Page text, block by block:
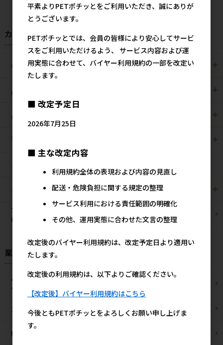
カテゴリから探す
犬用 猫用
その他/雑貨 メーカー・ブランド別
ブリーダーパック
(プロ製品)
まとめ買いお買い得品
業種様別 特設ページ
ペットショップ/
サロン様
カフェ/飲食店様 ペットOK宿泊施設様
動物病院様
平素よりPETポチッとをご利用いただき、誠にありが
とうございます。
PETポチッとでは、会員の皆様により安心してサービ
スをご利用いただけるよう、 サービス内容および運
用実態に合わせて、バイヤー利用規約の一部を改定い
たします。
■ 改定予定日
2026年7月25日
■ 主な改定内容
利用規約全体の表現および内容の見直し
配送・危険負担に関する規定の整理
サービス利用における責任範囲の明確化
その他、運用実態に合わせた文言の整理
改定後のバイヤー利用規約は、改定予定日より適用い
たします。
改定後の利用規約は、以下よりご確認ください。
【改定後】バイヤー利用規約はこちら
今後ともPETポチッとをよろしくお願い申し上げま
す。